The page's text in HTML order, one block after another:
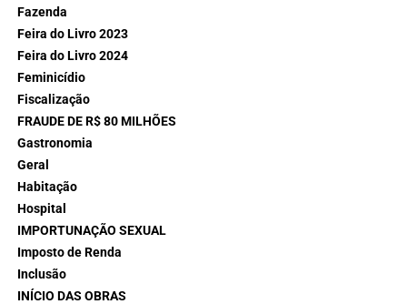
Fazenda
Feira do Livro 2023
Feira do Livro 2024
Feminicídio
Fiscalização
FRAUDE DE R$ 80 MILHÕES
Gastronomia
Geral
Habitação
Hospital
IMPORTUNAÇÃO SEXUAL
Imposto de Renda
Inclusão
INÍCIO DAS OBRAS